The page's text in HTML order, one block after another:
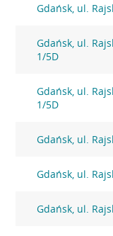
Gdańsk, ul.
Gdańsk, ul.
1/5D
Gdańsk, ul.
1/5D
Gdańsk, ul.
Gdańsk, ul.
Gdańsk, ul.